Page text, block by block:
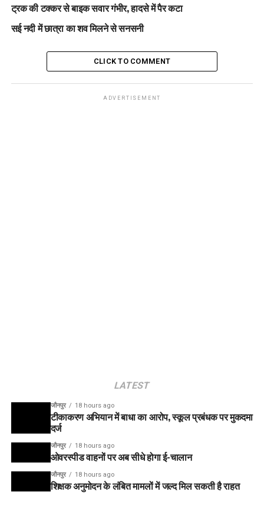
ट्रक की टक्कर से बाइक सवार गंभीर, हादसे में पैर कटा
सई नदी में छात्रा का शव मिलने से सनसनी
CLICK TO COMMENT
ADVERTISEMENT
LATEST
जौनपुर 18 hours ago
टीकाकरण अभियान में बाधा का आरोप, स्कूल प्रबंधक पर मुकदमा
दर्ज
जौनपुर 18 hours ago
ओवरस्पीड वाहनों पर अब सीधे होगा ई-चालान
जौनपुर 18 hours ago
शिक्षक अनुमोदन के लंबित मामलों में जल्द मिल सकती है राहत